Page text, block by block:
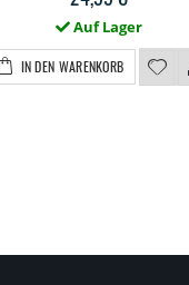
Auf Lager
IN DEN WARENKORB